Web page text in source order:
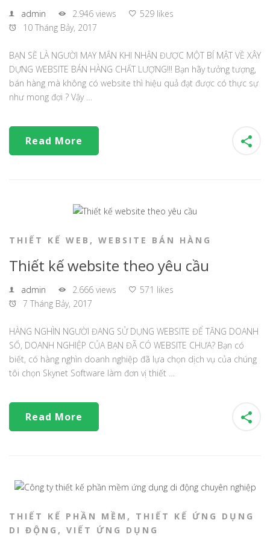
admin 2.946 views
529 likes
10 Tháng Bảy, 2017
BẠN SẼ LÀ NGƯỜI MAY MẮN KHI NHẬN ĐƯỢC MỘT BÍ MẬT VỀ XÂY
DỰNG WEBSITE BÁN HÀNG CHẤT LƯỢNG!!! Bạn hãy tưởng tượng,
bán hàng mà không có website thì hiệu quả đạt được có thực sự
như mong đợi ? Vậy …
Read More
THIẾT KẾ WEB , WEBSITE BÁN HÀNG
Thiết kế website theo yêu cầu
admin 2.666 views
571 likes
7 Tháng Bảy, 2017
HÀNG NGHÌN NGƯỜI ĐANG SỬ DỤNG WEBSITE ĐỂ TĂNG DOANH
SỐ, DOANH NGHIỆP CỦA BẠN ĐÃ CÓ WEBSITE CHƯA? Bạn có
biết, có hàng nghìn doanh nghiệp đã lựa chọn dịch vụ của chúng
tôi chọn Skynet Software làm đơn vị thiết …
Read More
THIẾT KẾ PHẦN MỀM , THIẾT KẾ ỨNG DỤNG
DI ĐỘNG , VIẾT ỨNG DỤNG